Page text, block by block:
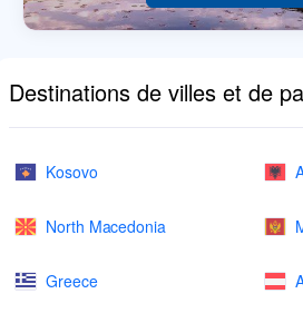
Destinations de villes et de
Kosovo
North Macedonia
Greece